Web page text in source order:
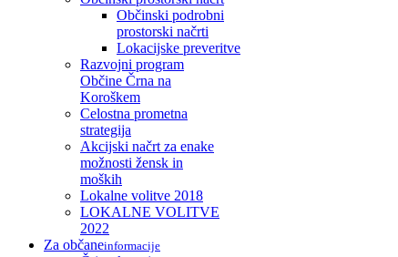
Občinski podrobni
prostorski načrti
Lokacijske preveritve
Razvojni program
Občine Črna na
Koroškem
Celostna prometna
strategija
Akcijski načrt za enake
možnosti žensk in
moških
Lokalne volitve 2018
LOKALNE VOLITVE
2022
Za občaneinformacije